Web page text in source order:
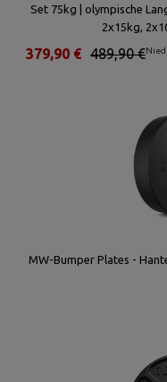
Set 75kg | olympische
2x15kg,
489,90 €
379,90 €
MW-Bumper Plates -